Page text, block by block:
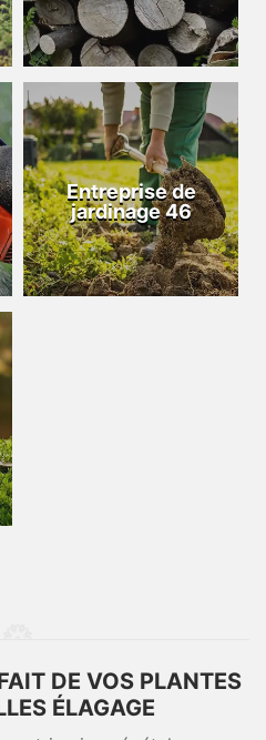
Entreprise de
jardinage 46
DE VOS PLANTES
ÉLAGAGE